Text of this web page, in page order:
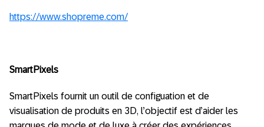
https://www.shopreme.com/
SmartPixels
SmartPixels fournit un outil de configuation et de
visualisation de produits en 3D, l’objectif est d’aider les